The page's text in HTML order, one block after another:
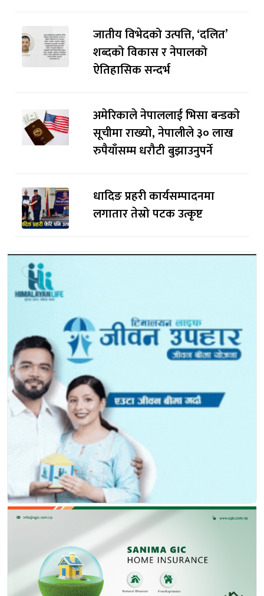
जातीय विभेदको उत्पत्ति, ‘दलित’
शब्दको विकास र नेपालको
ऐतिहासिक सन्दर्भ
अमेरिकाले नेपाललाई भिसा बन्डकाे
सूचीमा राख्यो, नेपालीले ३० लाख
रुपैयाँसम्म धरौटी बुझाउनुपर्ने
धादिङ प्रहरी कार्यसम्पादनमा
लगातार तेस्रो पटक उत्कृष्ट